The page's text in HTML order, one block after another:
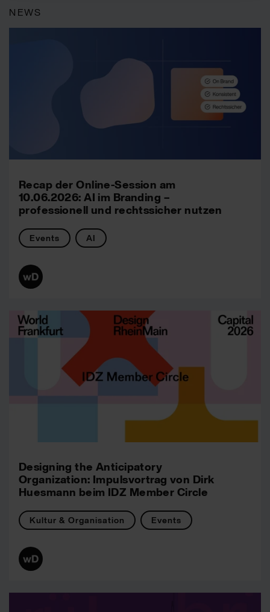
NEWS
Recap der Online-Session am
10.06.2026: AI im Branding –
professionell und rechtssicher nutzen
Events AI
Designing the Anticipatory
Organization: Impulsvortrag von Dirk
Huesmann beim IDZ Member Circle
Kultur & Organisation Events